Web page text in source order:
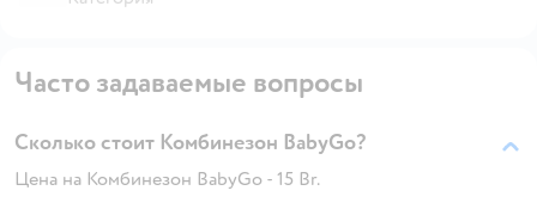
Часто задаваемые вопросы
Сколько стоит Комбинезон BabyGo?
Цена на Комбинезон BabyGo - 15 Br.